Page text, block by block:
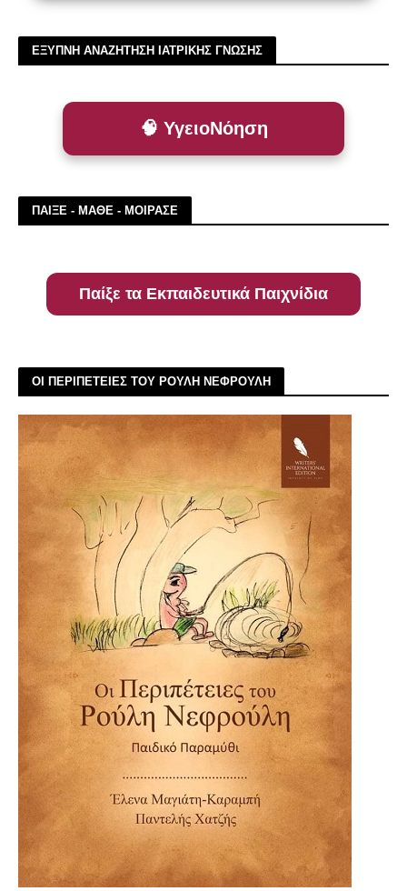
ΕΞΥΠΝΗ ΑΝΑΖΗΤΗΣΗ ΙΑΤΡΙΚΗΣ ΓΝΩΣΗΣ
🧠 ΥγειοΝόηση
ΠΑΙΞΕ - ΜΑΘΕ - ΜΟΙΡΑΣΕ
Παίξε τα Εκπαιδευτικά Παιχνίδια
ΟΙ ΠΕΡΙΠΕΤΕΙΕΣ ΤΟΥ ΡΟΥΛΗ ΝΕΦΡΟΥΛΗ